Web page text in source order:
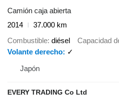
Camión caja abierta
2014
37.000 km
Combustible diésel Capacidad
Volante derecho
✓
Japón
EVERY TRADING Co Ltd